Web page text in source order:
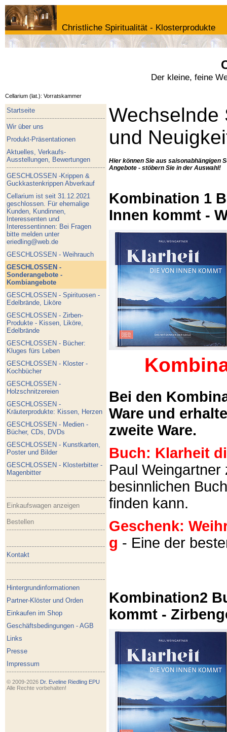
Christliche Spiritualität - Klosterprodukte
Der kleine, feine
Cellarium (lat.): Vorratskammer
Startseite
Wir über uns
Produkt-Präsentationen
Aktuelles, Verkaufs-
Ausstellungen, Bewertungen
GESCHLOSSEN -Krippen &
Guckkastenkrippen Abverkauf
Cellarium ist seit 31.12.2021
geschlossen. Für ehemalige
Kunden, Kundinnen,
Interessenten und
Interessentinnen: Bei Fragen
bitte melden unter
eriedling@web.de
GESCHLOSSEN - Weihrauch
GESCHLOSSEN -
Sonderangebote -
Kombiangebote
GESCHLOSSEN - Spirituosen -
Edelbrände, Liköre
GESCHLOSSEN - Zirben-
Produkte - Kissen, Liköre,
Edelbrände
GESCHLOSSEN - Bücher:
Kluges fürs Leben
GESCHLOSSEN - Kloster -
Kochbücher
GESCHLOSSEN -
Holzschnitzereien
GESCHLOSSEN -
Kräuterprodukte: Kissen, Herzen
GESCHLOSSEN - Medien -
Bücher, CDs, DVDs
GESCHLOSSEN - Kunstkarten,
Poster und Bilder
GESCHLOSSEN - Klosterbitter -
Magenbitter
Einkaufswagen anzeigen
Bestellen
Kontakt
Hintergrundinformationen
Partner-Klöster und Orden
Einkaufen im Shop
Geschäftsbedingungen - AGB
Links
Presse
Impressum
© 2009-2026 Dr. Eveline Riedling EPU
Alle Rechte vorbehalten!
Wechselnde
und
Hier können Sie aus saisonabhängigen
Angebote - stöbern Sie in der Auswahl!
Kombination 1
Innen kommt -
Bei den
Ware und
zweite Ware.
Buch: Klarheit
Paul
besinnlichen
finden kann.
Geschenk:
g - Eine der
Kombination2
kommt -